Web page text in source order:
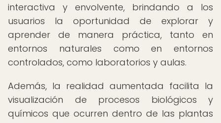
interactiva y envolvente, brindando a los
usuarios la oportunidad de explorar y
aprender de manera práctica, tanto en
entornos naturales como en entornos
controlados, como laboratorios y aulas.
Además, la realidad aumentada facilita la
visualización de procesos biológicos y
químicos que ocurren dentro de las plantas